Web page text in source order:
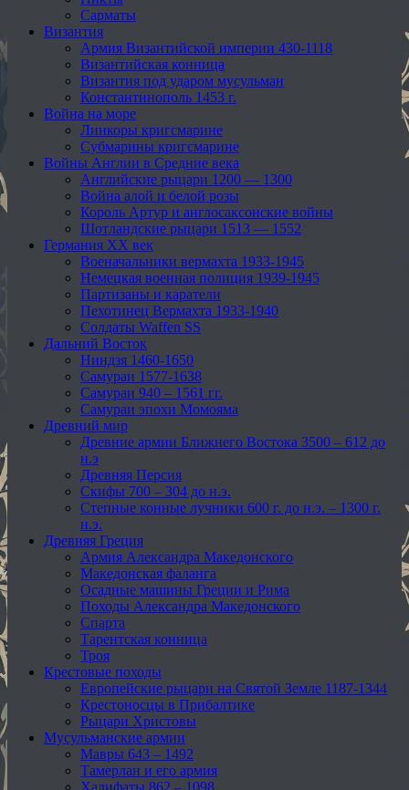
Сарматы
Византия
Армия Византийской империи 430-1118
Византийская конница
Византия под ударом мусульман
Константинополь 1453 г.
Война на море
Линкоры кригсмарине
Субмарины кригсмарине
Войны Англии в Средние века
Английские рыцари 1200 — 1300
Война алой и белой розы
Король Артур и англосаксонские войны
Шотландские рыцари 1513 — 1552
Германия XX век
Военачальники вермахта 1933-1945
Немецкая военная полиция 1939-1945
Партизаны и каратели
Пехотинец Вермахта 1933-1940
Солдаты Waffen SS
Дальний Восток
Ниндзя 1460-1650
Самураи 1577-1638
Самураи 940 – 1561 гг.
Самураи эпохи Момояма
Древний мир
Древние армии Ближнего Востока 3500 – 612 до
н.э
Древняя Персия
Скифы 700 – 304 до н.э.
Степные конные лучники 600 г. до н.э. – 1300 г.
н.э.
Древняя Греция
Армия Александра Македонского
Македонская фаланга
Осадные машины Греции и Рима
Походы Александра Македонского
Спарта
Тарентская конница
Троя
Крестовые походы
Европейские рыцари на Святой Земле 1187-1344
Крестоносцы в Прибалтике
Рыцари Христовы
Мусульманские армии
Мавры 643 – 1492
Тамерлан и его армия
Халифаты 862 – 1098